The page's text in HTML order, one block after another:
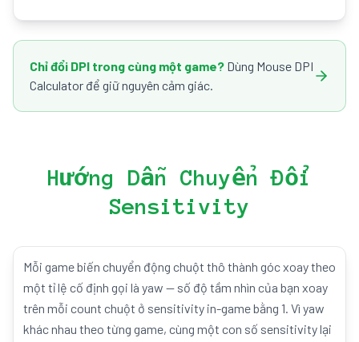
Chỉ đổi DPI trong cùng một game? Dùng Mouse DPI
Calculator để giữ nguyên cảm giác.
Hướng Dẫn Chuyển Đổi
Sensitivity
Mỗi game biến chuyển động chuột thô thành góc xoay theo
một tỉ lệ cố định gọi là yaw — số độ tầm nhìn của bạn xoay
trên mỗi count chuột ở sensitivity in-game bằng 1. Vì yaw
khác nhau theo từng game, cùng một con số sensitivity lại